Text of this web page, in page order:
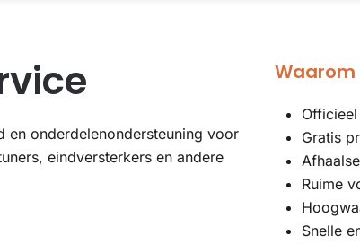
en onderdelenondersteuning voor
eindversterkers en andere
Waarom
Gratis
Ruime
Snelle